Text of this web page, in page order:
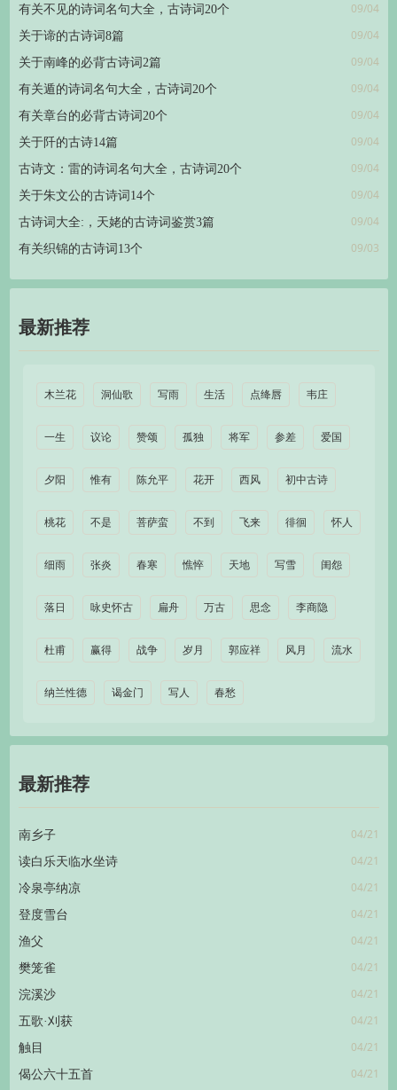
有关不见的诗词名句大全，古诗词20个 09/04
关于谛的古诗词8篇 09/04
关于南峰的必背古诗词2篇 09/04
有关遁的诗词名句大全，古诗词20个 09/04
有关章台的必背古诗词20个 09/04
关于阡的古诗14篇 09/04
古诗文：雷的诗词名句大全，古诗词20个 09/04
关于朱文公的古诗词14个 09/04
古诗词大全:，天姥的古诗词鉴赏3篇 09/04
有关织锦的古诗词13个 09/03
最新推荐
木兰花 洞仙歌 写雨 生活 点绛唇 韦庄
一生 议论 赞颂 孤独 将军 参差 爱国
夕阳 惟有 陈允平 花开 西风 初中古诗
桃花 不是 菩萨蛮 不到 飞来 徘徊 怀人
细雨 张炎 春寒 憔悴 天地 写雪 闺怨
落日 咏史怀古 扁舟 万古 思念 李商隐
杜甫 赢得 战争 岁月 郭应祥 风月 流水
纳兰性德 谒金门 写人 春愁
最新推荐
南乡子 04/21
读白乐天临水坐诗 04/21
冷泉亭纳凉 04/21
登度雪台 04/21
渔父 04/21
樊笼雀 04/21
浣溪沙 04/21
五歌·刈获 04/21
触目 04/21
偈公六十五首 04/21